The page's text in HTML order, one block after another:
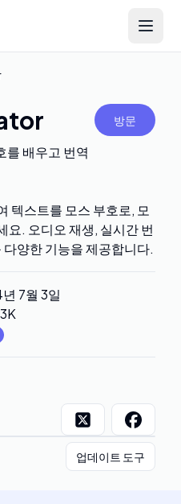
Open
방문
를 배우고 번역
텍스트를 모스 부호로, 모
요. 오디오 재생, 실시간 번
양한 기능을 제공합니다.
7월 3일
업데이트 도구